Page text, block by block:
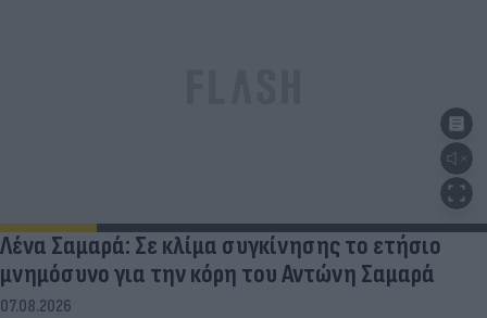
Λένα Σαμαρά: Σε κλίμα συγκίνησης το ετήσιο
μνημόσυνο για την κόρη του Αντώνη Σαμαρά
07.08.2026